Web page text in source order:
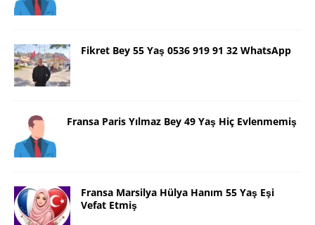
Fikret Bey 55 Yaş 0536 919 91 32 WhatsApp
Fransa Paris Yılmaz Bey 49 Yaş Hiç Evlenmemiş
Fransa Marsilya Hülya Hanım 55 Yaş Eşi
Vefat Etmiş